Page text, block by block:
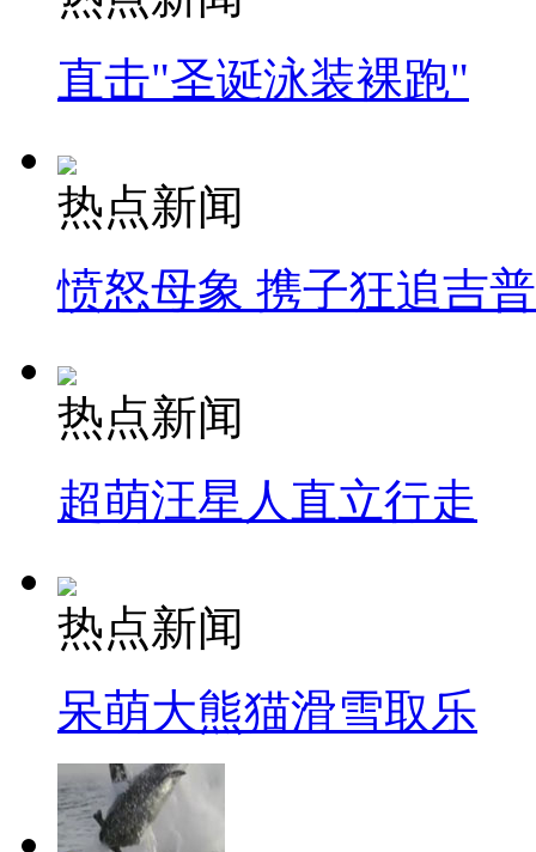
直击"圣诞泳装裸跑"
热点新闻
愤怒母象 携子狂追吉
热点新闻
超萌汪星人直立行走
热点新闻
呆萌大熊猫滑雪取乐